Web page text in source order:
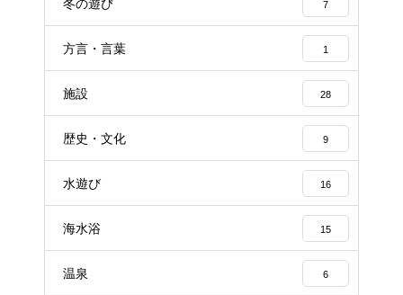
冬の遊び 7
方言・言葉 1
施設 28
歴史・文化 9
水遊び 16
海水浴 15
温泉 6